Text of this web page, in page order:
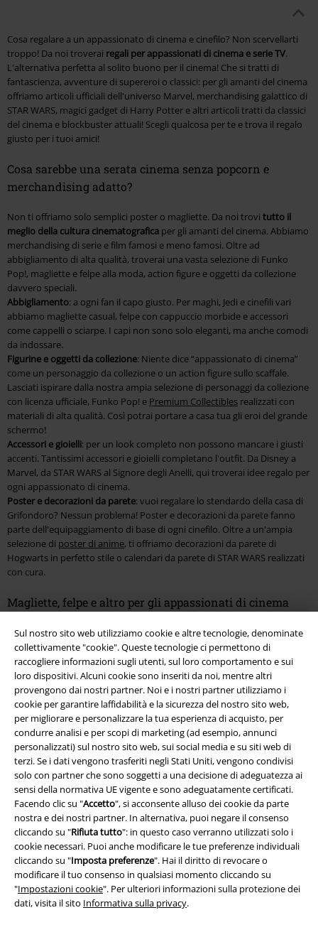
Sul nostro sito web utilizziamo cookie e altre tecnologie, denominate
collettivamente "cookie". Queste tecnologie ci permettono di
raccogliere informazioni sugli utenti, sul loro comportamento e sui
loro dispositivi. Alcuni cookie sono inseriti da noi, mentre altri
provengono dai nostri partner. Noi e i nostri partner utilizziamo i
cookie per garantire laffidabilità e la sicurezza del nostro sito web,
per migliorare e personalizzare la tua esperienza di acquisto, per
condurre analisi e per scopi di marketing (ad esempio, annunci
personalizzati) sul nostro sito web, sui social media e su siti web di
terzi. Se i dati vengono trasferiti negli Stati Uniti, vengono condivisi
solo con partner che sono soggetti a una decisione di adeguatezza ai
sensi della normativa UE vigente e sono adeguatamente certificati.
Facendo clic su "Accetto", si acconsente alluso dei cookie da parte
nostra e dei nostri partner. In alternativa, puoi negare il consenso
cliccando su "Rifiuta tutto": in questo caso verranno utilizzati solo i
cookie necessari. Puoi anche modificare le tue preferenze individuali
cliccando su "Imposta preferenze". Hai il diritto di revocare o
modificare il tuo consenso in qualsiasi momento cliccando su
"Impostazioni cookie". Per ulteriori informazioni sulla protezione dei
dati, visita il sito Informativa sulla privacy.
Cosa regalare a un appassionato di cinema e cinefilo? Non scervellarti
troppo! Da noi troverai regali per appassionati di cinema e serie TV.
L'alternativa perfetta al solito buono per il cinema! Che si tratti di
fantascienza, avventure di supereroi o classici: per gli amanti del cinema
offriamo articoli ufficiali dell'universo Marvel, merchandising galattico di
STAR WARS, magici gadget di Harry Potter e altri articoli tratti da classici
del cinema e blockbuster attuali! Scegli qualcosa per te e trova il regalo
giusto per i tuoi amici!
Cosa sarebbe una serata cinema senza popcorn e
merchandising adatto?
Non ti offriamo solo semplici poster o magliette. Da noi trovi tutto il
meglio della cultura cinematografica per gli amanti del cinema. Abbiamo
merchandising di serie e film famosi e meno famosi. Oltre ad
abbigliamento di alta qualità, troverai una vasta selezione di Funko
Pop!, magliette e felpe alla moda, action figure e oggetti da collezione
davvero speciali.
Abbigliamento: a ogni fan il capo giusto. Per maghi, Jedi e cinefili vari
abbiamo magliette casual, felpe con cappuccio morbide e accessori
come cappelli o sciarpe. I capi non sono solo eleganti, ma anche comodi
da indossare.
Figurine e oggetti da collezione: Niente dice “appassionato di cinema”
come un personaggio da collezione o un action figure sullo scaffale.
Lasciati ispirare dalla nostra ampia selezione di personaggi da collezione
con licenza ufficiale, Funko Pop! e Premium Collectibles realizzati con
materiali di alta qualità. Così potrai portare a casa tua gli eroi del grande
schermo!
Accessori e gioielli: per un look completo non possono mancare i giusti
accenti. Tantissimi accessori e gioielli completano l'outfit. Da Disney a
Marvel, da STAR WARS al Signore degli Anelli, qui troverai idee regalo per
ogni appassionato di cinema.
Poster e decorazioni da parete: vuoi regalare lo stendardo della casa di
Grifondoro? Nessun problema! Poster e decorazioni da parete fanno
parte dell'equipaggiamento di base di ogni cinefilo. Oltre a un'ampia
selezione di poster di anime, ti offriamo decorazioni da parete di
Hogwarts in perfetto stile o calendari da parete di STAR WARS realizzati
con cura.
Magliette, felpe e altro per gli appassionati di cinema
Con la nostraampia collezione di magliette e felpe con cappucciopotrai
rendere felici gli appassionati di cinema e i nerd di ogni genere. I fan di
Naruto, Dragon Ball Z o One Piece troveranno da noi lemagliette anime
giuste. Per gli amici di Harley Quinn o del Joker, da noi troverai magliette
e top diBatman.
Per le giornate freddeoffriamo a te e ai tuoi amicifelpe con cappuccio e
maglioni di Harry Potterdallo stile impeccabile. Abbiamo anche
un'ampia selezione di abbigliamento speciale, come giacche, cardigan,
felpe e molto altro. Dai film più famosi alle serie più amate, ce n'è per
tutti i gusti!
Perfetti per l'home cinema: accessori per la casa con
motivi ispirati a film e serie TV
Stai per andare al cinema o passare una serata sul divano a guardare un
film e sei ancora alla ricerca del merchandising giusto? Abbiamogadget
utili e decorazioni per la casaispirati ai film e alle serie TV più famosi!
Dalle tazze divertenti ai poster perfetti, da noi troverai oggetti suggestivi
per la tua casa. Ti garantiamo il regalo giusto per gli amanti del cinema e
i fanatici delle serie TV!